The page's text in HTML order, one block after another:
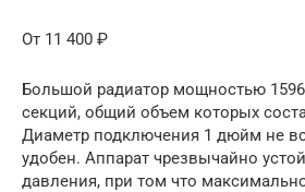
От 11 400 ₽
Большой радиатор мощностью
секций, общий объем которых
Диаметр подключения 1 дюйм не
удобен. Аппарат чрезвычайно
давления, при том что